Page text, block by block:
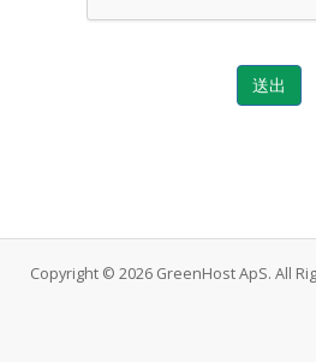
送出
Copyright © 2026 GreenHost ApS. All